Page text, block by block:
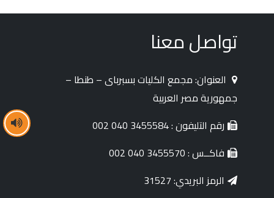
تواصل معنا
العنوان: مجمع الكليات بسبرباى – طنطا –
جمهورية مصر العربية
رقم التليفون : 3455584 040 002
فاكــس : 3455570 040 002
الرمز البريدي: 31527